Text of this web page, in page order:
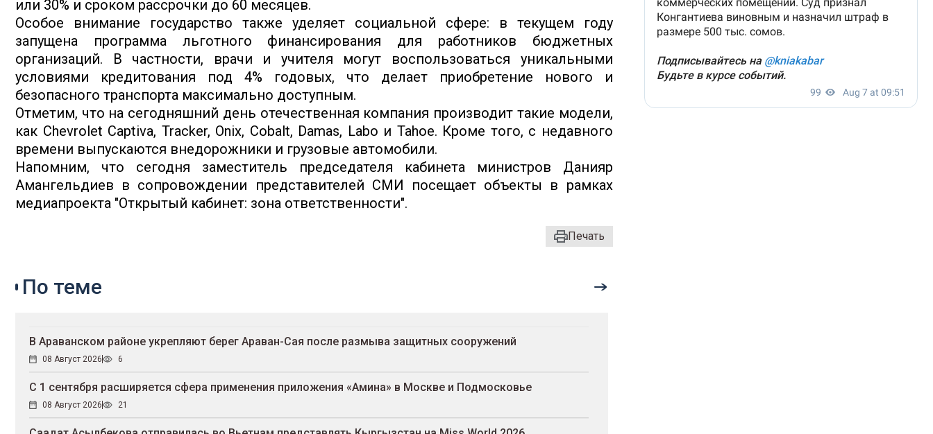
или 30% и сроком рассрочки до 60 месяцев.
Особое внимание государство также уделяет социальной сфере: в текущем году
запущена программа льготного финансирования для работников бюджетных
организаций. В частности, врачи и учителя могут воспользоваться уникальными
условиями кредитования под 4% годовых, что делает приобретение нового и
безопасного транспорта максимально доступным.
Отметим, что на сегодняшний день отечественная компания производит такие модели,
как Chevrolet Captiva, Tracker, Onix, Cobalt, Damas, Labo и Tahoe. Кроме того, с недавного
времени выпускаются внедорожники и грузовые автомобили.
Напомним, что сегодня заместитель председателя кабинета министров Данияр
Амангельдиев в сопровождении представителей СМИ посещает объекты в рамках
медиапроекта "Открытый кабинет: зона ответственности".
Печать
По теме
В Араванском районе укрепляют берег Араван-Сая после размыва защитных сооружений
08 Август 2026 6
С 1 сентября расширяется сфера применения приложения «Амина» в Москве и Подмосковье
08 Август 2026 21